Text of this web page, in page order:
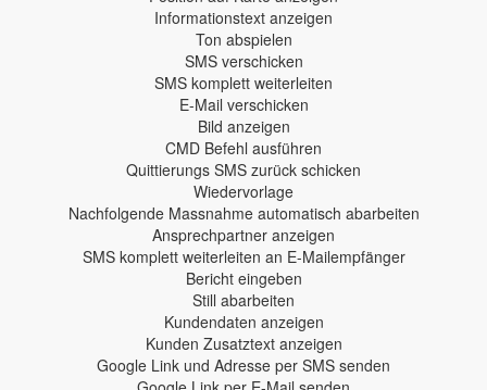
Informationstext anzeigen
Ton abspielen
SMS verschicken
SMS komplett weiterleiten
E-Mail verschicken
Bild anzeigen
CMD Befehl ausführen
Quittierungs SMS zurück schicken
Wiedervorlage
Nachfolgende Massnahme automatisch abarbeiten
Ansprechpartner anzeigen
SMS komplett weiterleiten an E-Mailempfänger
Bericht eingeben
Still abarbeiten
Kundendaten anzeigen
Kunden Zusatztext anzeigen
Google Link und Adresse per SMS senden